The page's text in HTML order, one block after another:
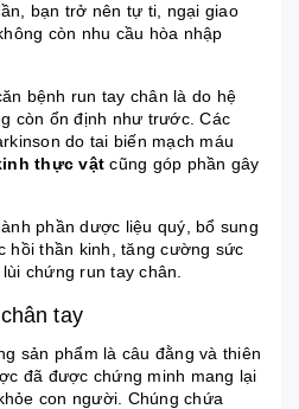
bạn trở nên tự ti, ngại giao
còn nhu cầu hòa nhập
bệnh run tay chân là do hệ
còn ổn định như trước. Các
do tai biến mạch máu
thực vật cũng góp phần gây
phần dược liệu quý, bổ sung
hồi thần kinh, tăng cường sức
chứng run tay chân.
tay
sản phẩm là câu đằng và thiên
đã được chứng minh mang lại
con người. Chúng chứa